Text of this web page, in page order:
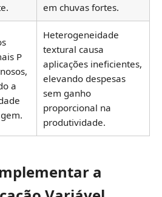
em chuvas fortes.
P
a
Heterogeneidade
textural causa
aplicações ineficientes,
elevando despesas
sem ganho
proporcional na
produtividade.
a